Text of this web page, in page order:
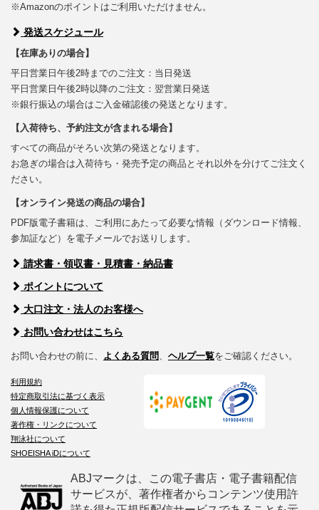
※Amazonのポイントはご利用いただけません。
発送スケジュール
【在庫ありの場合】
平日営業日午後2時までのご注文：当日発送
平日営業日午後2時以降のご注文：翌営業日発送
※銀行振込の場合はご入金確認後の発送となります。
【入荷待ち、予約注文が含まれる場合】
すべての商品がそろい次第の発送となります。
お急ぎの場合は入荷待ち・発売予定の商品とそれ以外を分けてご注文く
ださい。
【オンライン発送の商品の場合】
PDF版電子書籍は、ご利用にあたって必要な情報（ダウンロード情報、
参加証など）を電子メールでお送りします。
請求書・領収書・見積書・納品書
ポイントについて
大口注文・法人のお客様へ
お問い合わせはこちら
お問い合わせの前に、 よくある質問 ヘルプ一覧をご確認ください。
利用規約
特定商取引法に基づく表示
個人情報保護について
著作権・リンクについて
翔泳社について
SHOEISHA iDについて
ABJマークは、この電子書店・電子書籍配信
サービスが、著作権者からコンテンツ使用許